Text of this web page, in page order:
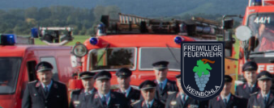
Zum
Inhalt
springen